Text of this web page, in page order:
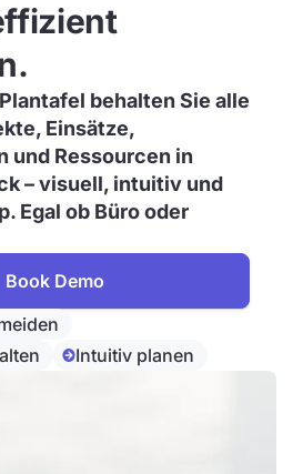
behalten Sie alle
Einsätze,
und Ressourcen in
– visuell, intuitiv und
Egal ob Büro oder
Book Demo
Intuitiv planen